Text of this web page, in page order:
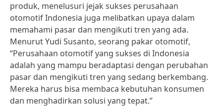
produk, menelusuri jejak sukses perusahaan
otomotif Indonesia juga melibatkan upaya dalam
memahami pasar dan mengikuti tren yang ada.
Menurut Yudi Susanto, seorang pakar otomotif,
“Perusahaan otomotif yang sukses di Indonesia
adalah yang mampu beradaptasi dengan perubahan
pasar dan mengikuti tren yang sedang berkembang.
Mereka harus bisa membaca kebutuhan konsumen
dan menghadirkan solusi yang tepat.”